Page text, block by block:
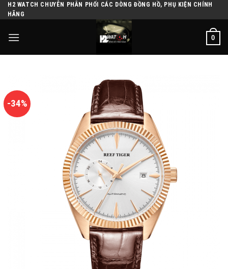
Skip
to
content
H2 WATCH CHUYÊN PHÂN PHỐI CÁC DÒNG ĐỒNG HỒ, PHỤ KIỆN CHÍNH
HÃNG
0
-34%